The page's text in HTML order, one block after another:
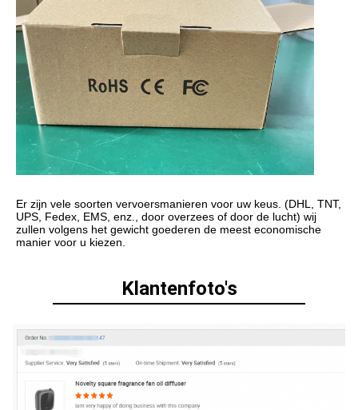
Er zijn vele soorten vervoersmanieren voor uw keus. (DHL, TNT,
UPS, Fedex, EMS, enz., door overzees of door de lucht) wij
zullen volgens het gewicht goederen de meest economische
manier voor u kiezen.
Klantenfoto's